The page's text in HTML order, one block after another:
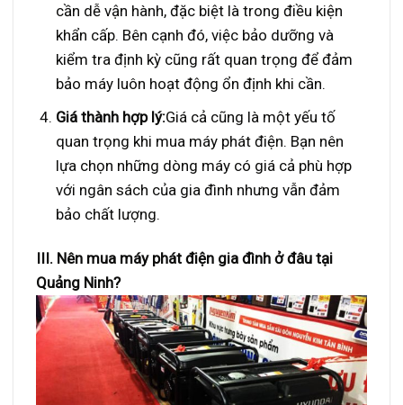
cần dễ vận hành, đặc biệt là trong điều kiện
khẩn cấp. Bên cạnh đó, việc bảo dưỡng và
kiểm tra định kỳ cũng rất quan trọng để đảm
bảo máy luôn hoạt động ổn định khi cần.
Giá thành hợp lý:Giá cả cũng là một yếu tố
quan trọng khi mua máy phát điện. Bạn nên
lựa chọn những dòng máy có giá cả phù hợp
với ngân sách của gia đình nhưng vẫn đảm
bảo chất lượng.
III. Nên mua máy phát điện gia đình ở đâu tại
Quảng Ninh?